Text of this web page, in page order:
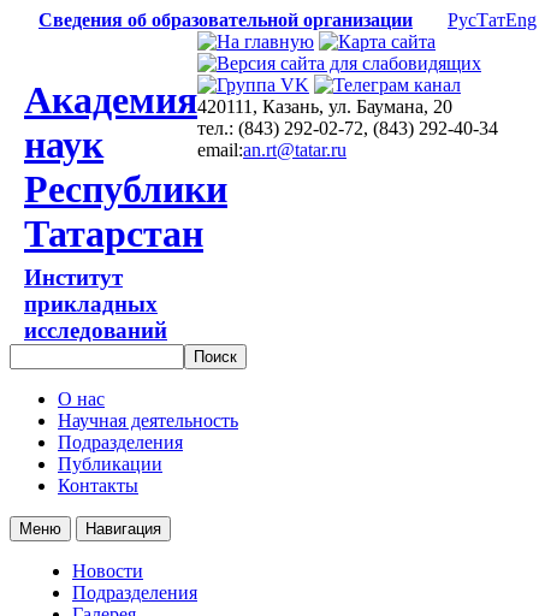
Сведения об образовательной организации РусТатEng
Академия
наук
Республики
Татарстан
Институт
прикладных
исследований
420111, Казань, ул. Баумана, 20
тел.: (843) 292-02-72, (843) 292-40-34
email:an.rt@tatar.ru
О нас
Научная деятельность
Подразделения
Публикации
Контакты
Меню Навигация
Новости
Подразделения